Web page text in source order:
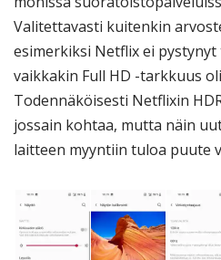
Valitettavasti kuitenkin
esimerkiksi Netflix ei
vaikkakin Full HD -tarkkuus
Todennäköisesti Netflixin
jossain kohtaa, mutta näin
laitteen myyntiin tuloa puute